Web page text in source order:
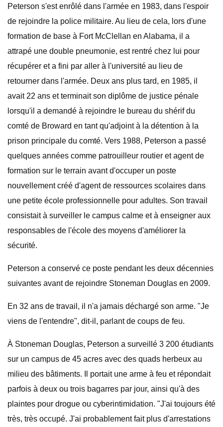
Peterson s'est enrôlé dans l'armée en 1983, dans l'espoir
de rejoindre la police militaire. Au lieu de cela, lors d'une
formation de base à Fort McClellan en Alabama, il a
attrapé une double pneumonie, est rentré chez lui pour
récupérer et a fini par aller à l'université au lieu de
retourner dans l'armée. Deux ans plus tard, en 1985, il
avait 22 ans et terminait son diplôme de justice pénale
lorsqu'il a demandé à rejoindre le bureau du shérif du
comté de Broward en tant qu'adjoint à la détention à la
prison principale du comté. Vers 1988, Peterson a passé
quelques années comme patrouilleur routier et agent de
formation sur le terrain avant d'occuper un poste
nouvellement créé d'agent de ressources scolaires dans
une petite école professionnelle pour adultes. Son travail
consistait à surveiller le campus calme et à enseigner aux
responsables de l'école des moyens d'améliorer la
sécurité.
Peterson a conservé ce poste pendant les deux décennies
suivantes avant de rejoindre Stoneman Douglas en 2009.
En 32 ans de travail, il n'a jamais déchargé son arme. "Je
viens de l'entendre", dit-il, parlant de coups de feu.
À Stoneman Douglas, Peterson a surveillé 3 200 étudiants
sur un campus de 45 acres avec des quads herbeux au
milieu des bâtiments. Il portait une arme à feu et répondait
parfois à deux ou trois bagarres par jour, ainsi qu'à des
plaintes pour drogue ou cyberintimidation. "J'ai toujours été
très, très occupé. J'ai probablement fait plus d'arrestations